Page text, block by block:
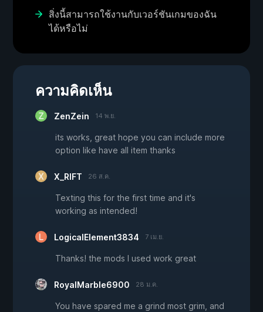
สิ่งนี้สามารถใช้งานกับเวอร์ชันเกมของฉัน
ได้หรือไม่
ความคิดเห็น
ZenZein 14 พ.ย.
its works, great hope you can include more
option like have all item thanks
X_RIFT 26 ส.ค.
Texting this for the first time and it's
working as intended!
LogicalElement3834 7 เม.ย.
Thanks! the mods I used work great
RoyalMarble6900 28 ม.ค.
You have spared me a grind most grim, and